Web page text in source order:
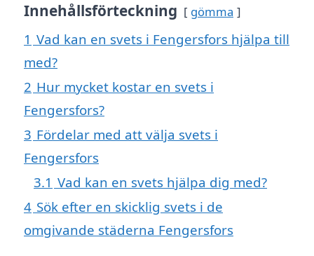
Innehållsförteckning gömma
1 Vad kan en svets i Fengersfors hjälpa till
med?
2 Hur mycket kostar en svets i
Fengersfors?
3 Fördelar med att välja svets i
Fengersfors
3.1 Vad kan en svets hjälpa dig med?
4 Sök efter en skicklig svets i de
omgivande städerna Fengersfors